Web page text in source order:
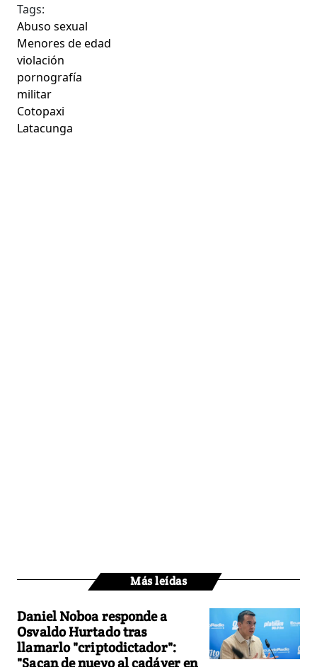
Tags:
Abuso sexual
Menores de edad
violación
pornografía
militar
Cotopaxi
Latacunga
Más leídas
Daniel Noboa responde a
Osvaldo Hurtado tras
llamarlo "criptodictador":
"Sacan de nuevo al cadáver en